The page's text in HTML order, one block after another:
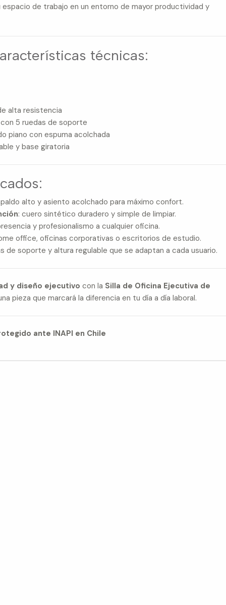
de trabajo en un entorno de mayor productividad y
técnicas:
alta resistencia
5 ruedas de soporte
piano con espuma acolchada
y base giratoria
alto y asiento acolchado para máximo confort.
: cuero sintético duradero y simple de limpiar.
y profesionalismo a cualquier oficina.
office, oficinas corporativas o escritorios de estudio.
de soporte y altura regulable que se adaptan a cada usuario.
y diseño ejecutivo con la Silla de Oficina Ejecutiva de
pieza que marcará la diferencia en tu día a día laboral.
ante INAPI en Chile